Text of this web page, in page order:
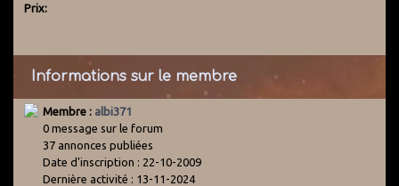
Prix:
Informations sur le membre
Membre : albi371
0 message sur le forum
37 annonces publiées
Date d'inscription : 22-10-2009
Dernière activité : 13-11-2024